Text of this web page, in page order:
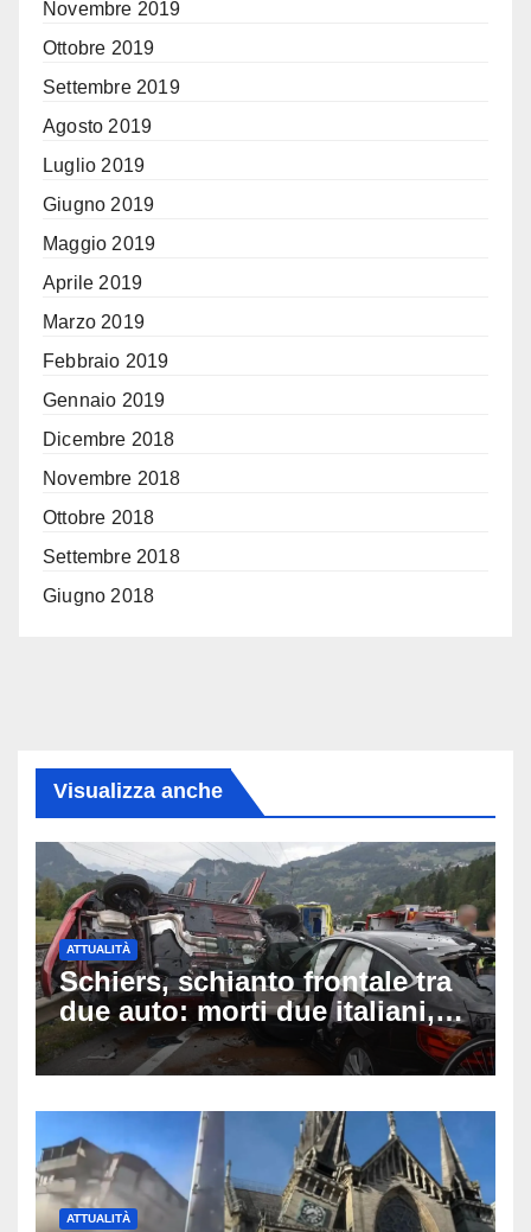
Novembre 2019
Ottobre 2019
Settembre 2019
Agosto 2019
Luglio 2019
Giugno 2019
Maggio 2019
Aprile 2019
Marzo 2019
Febbraio 2019
Gennaio 2019
Dicembre 2018
Novembre 2018
Ottobre 2018
Settembre 2018
Giugno 2018
Visualizza anche
ATTUALITÀ
Schiers, schianto frontale tra
due auto: morti due italiani,
grave una donna
ATTUALITÀ